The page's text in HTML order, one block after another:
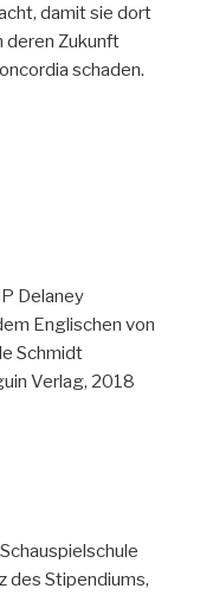
damit sie dort
deren Zukunft
schaden.
Delaney
Englischen von
Schmidt
Verlag, 2018
des Stipendiums,